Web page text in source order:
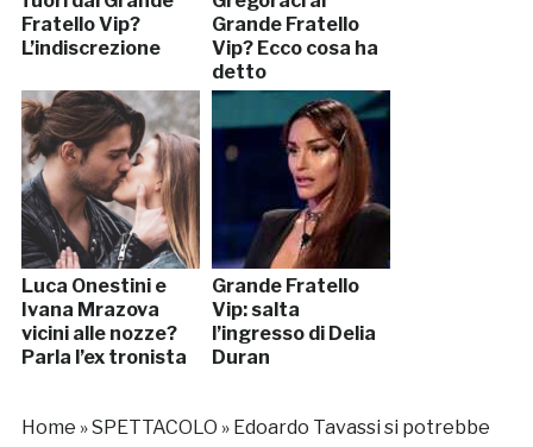
Fratello Vip?
L’indiscrezione
Grande Fratello
Vip? Ecco cosa ha
detto
Luca Onestini e
Ivana Mrazova
vicini alle nozze?
Parla l’ex tronista
Grande Fratello
Vip: salta
l’ingresso di Delia
Duran
Home »SPETTACOLO » Edoardo Tavassi si potrebbe